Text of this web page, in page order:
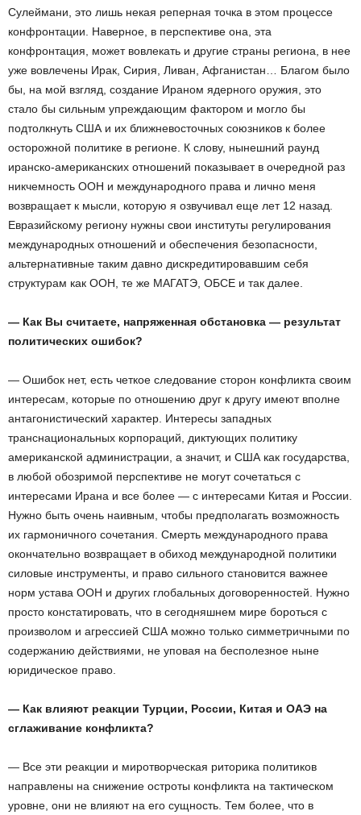
Сулеймани, это лишь некая реперная точка в этом процессе
конфронтации. Наверное, в перспективе она, эта
конфронтация, может вовлекать и другие страны региона, в нее
уже вовлечены Ирак, Сирия, Ливан, Афганистан… Благом было
бы, на мой взгляд, создание Ираном ядерного оружия, это
стало бы сильным упреждающим фактором и могло бы
подтолкнуть США и их ближневосточных союзников к более
осторожной политике в регионе. К слову, нынешний раунд
иранско-американских отношений показывает в очередной раз
никчемность ООН и международного права и лично меня
возвращает к мысли, которую я озвучивал еще лет 12 назад.
Евразийскому региону нужны свои институты регулирования
международных отношений и обеспечения безопасности,
альтернативные таким давно дискредитировавшим себя
структурам как ООН, те же МАГАТЭ, ОБСЕ и так далее.
— Как Вы считаете, напряженная обстановка — результат
политических ошибок?
— Ошибок нет, есть четкое следование сторон конфликта своим
интересам, которые по отношению друг к другу имеют вполне
антагонистический характер. Интересы западных
транснациональных корпораций, диктующих политику
американской администрации, а значит, и США как государства,
в любой обозримой перспективе не могут сочетаться с
интересами Ирана и все более — с интересами Китая и России.
Нужно быть очень наивным, чтобы предполагать возможность
их гармоничного сочетания. Смерть международного права
окончательно возвращает в обиход международной политики
силовые инструменты, и право сильного становится важнее
норм устава ООН и других глобальных договоренностей. Нужно
просто констатировать, что в сегодняшнем мире бороться с
произволом и агрессией США можно только симметричными по
содержанию действиями, не уповая на бесполезное ныне
юридическое право.
— Как влияют реакции Турции, России, Китая и ОАЭ на
сглаживание конфликта?
— Все эти реакции и миротворческая риторика политиков
направлены на снижение остроты конфликта на тактическом
уровне, они не влияют на его сущность. Тем более, что в